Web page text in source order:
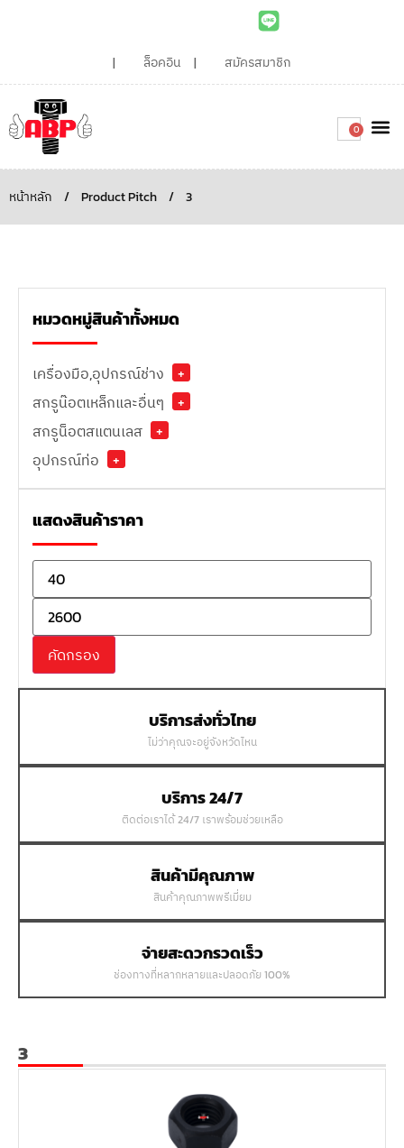
ล็อคอิน สมัครสมาชิก
0
หน้าหลัก / Product Pitch / 3
หมวดหมู่สินค้าทั้งหมด
เครื่องมือ,อุปกรณ์ช่าง
+
สกรูน๊อตเหล็กและอื่นๆ
+
สกรูน็อตสแตนเลส
+
อุปกรณ์ท่อ
+
แสดงสินค้าราคา
คัดกรอง
บริการส่งทั่วไทย
ไม่ว่าคุณจะอยู่จังหวัดไหน
บริการ 24/7
ติดต่อเราได้ 24/7 เราพร้อมช่วยเหลือ
สินค้ามีคุณภาพ
สินค้าคุณภาพพรีเมี่ยม
จ่ายสะดวกรวดเร็ว
ช่องทางที่หลากหลายและปลอดภัย 100%
3